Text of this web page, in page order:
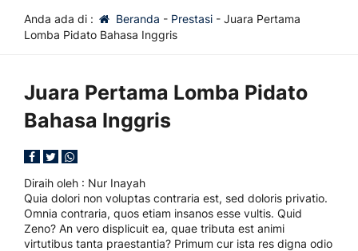
Anda ada di : Beranda - Prestasi- Juara Pertama
Lomba Pidato Bahasa Inggris
Juara Pertama Lomba Pidato
Bahasa Inggris
Diraih oleh : Nur Inayah
Quia dolori non voluptas contraria est, sed doloris privatio.
Omnia contraria, quos etiam insanos esse vultis. Quid
Zeno? An vero displicuit ea, quae tributa est animi
virtutibus tanta praestantia? Primum cur ista res digna odio